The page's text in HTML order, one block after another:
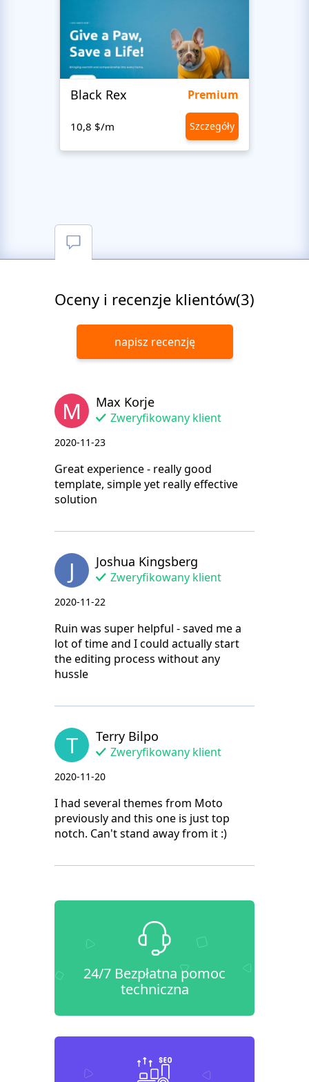
Black Rex Premium
10,8 $/m Szczegóły
Oceny i recenzje klientów(3)
napisz recenzję
M Max Korje
Zweryfikowany klient
2020-11-23
Great experience - really good
template, simple yet really effective
solution
J Joshua Kingsberg
Zweryfikowany klient
2020-11-22
Ruin was super helpful - saved me a
lot of time and I could actually start
the editing process without any
hussle
T Terry Bilpo
Zweryfikowany klient
2020-11-20
I had several themes from Moto
previously and this one is just top
notch. Can't stand away from it :)
24/7 Bezpłatna pomoc
techniczna